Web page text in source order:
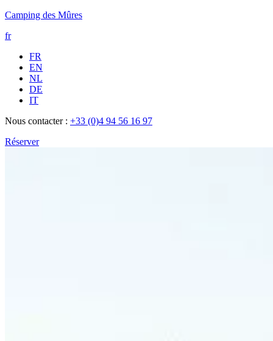
Camping des Mûres
fr
FR
EN
NL
DE
IT
Nous contacter : +33 (0)4 94 56 16 97
Réserver